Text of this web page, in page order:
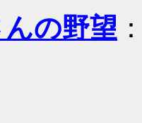
の野望